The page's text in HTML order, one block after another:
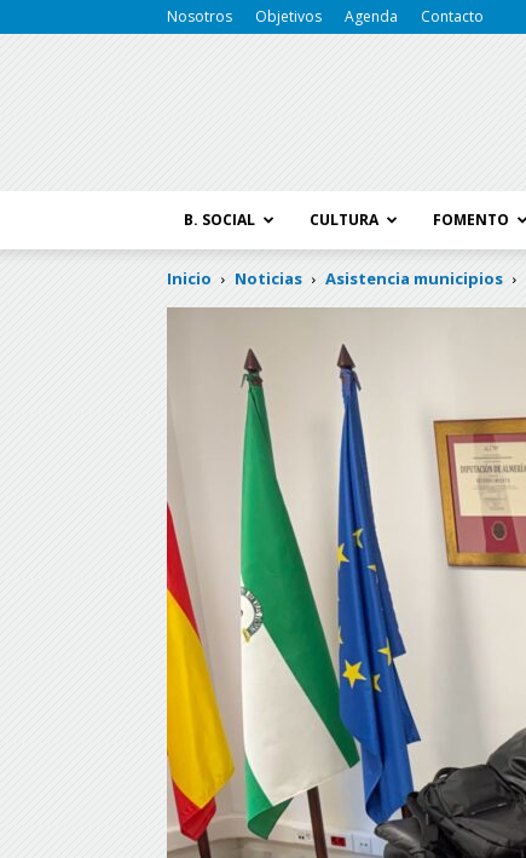
Nosotros Objetivos Agenda Contacto
B. SOCIAL CULTURA FOMENTO
Inicio Noticias Asistencia municipios